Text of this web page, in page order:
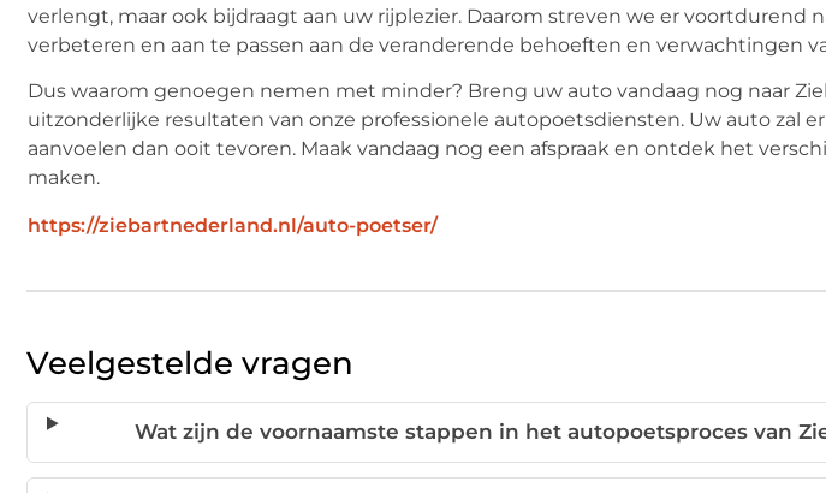
verlengt, maar ook bijdraagt aan uw rijplezier. Daarom streven we er voortdurend
verbeteren en aan te passen aan de veranderende behoeften en verwachtingen
Dus waarom genoegen nemen met minder? Breng uw auto vandaag nog naar
uitzonderlijke resultaten van onze professionele autopoetsdiensten. Uw auto zal
aanvoelen dan ooit tevoren. Maak vandaag nog een afspraak en ontdek het
maken.
https://ziebartnederland.nl/auto-poetser/
Veelgestelde vragen
Wat zijn de voornaamste stappen in het autopoetsproces van